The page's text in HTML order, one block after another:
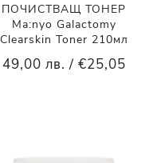
ПОЧИСТВАЩ ТОНЕР
Ma:nyo Galactomy
Clearskin Toner 210мл
49,00 лв. / €25,05